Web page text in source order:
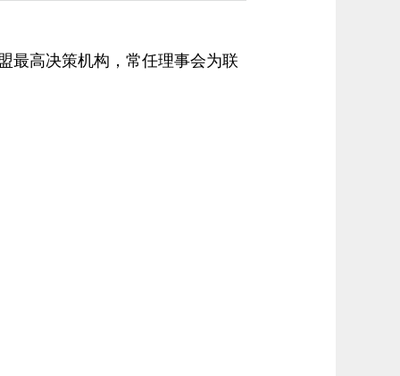
最高决策机构，常任理事会为联